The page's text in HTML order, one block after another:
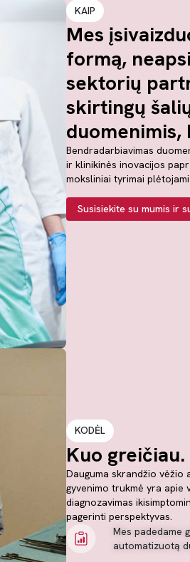
KAIP
Mes
formą,
sektorių
skirtingų
Bendradarbiavimas
ir klinikinės inovacijos
moksliniai tyrimai
Susisiekite su mumis ir
KODĖL
Kuo
Dauguma skrandžio vėžio
gyvenimo trukmė yra apie
diagnozavimas
pagerinti perspektyvas.
Mes padedame
automatizuotą